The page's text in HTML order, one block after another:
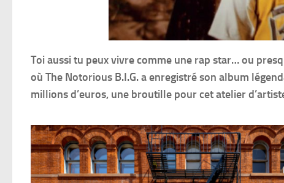
Toi aussi tu peux vivre comme une rap star… ou
où The Notorious B.I.G. a enregistré son album
millions d’euros, une broutille pour cet atelier